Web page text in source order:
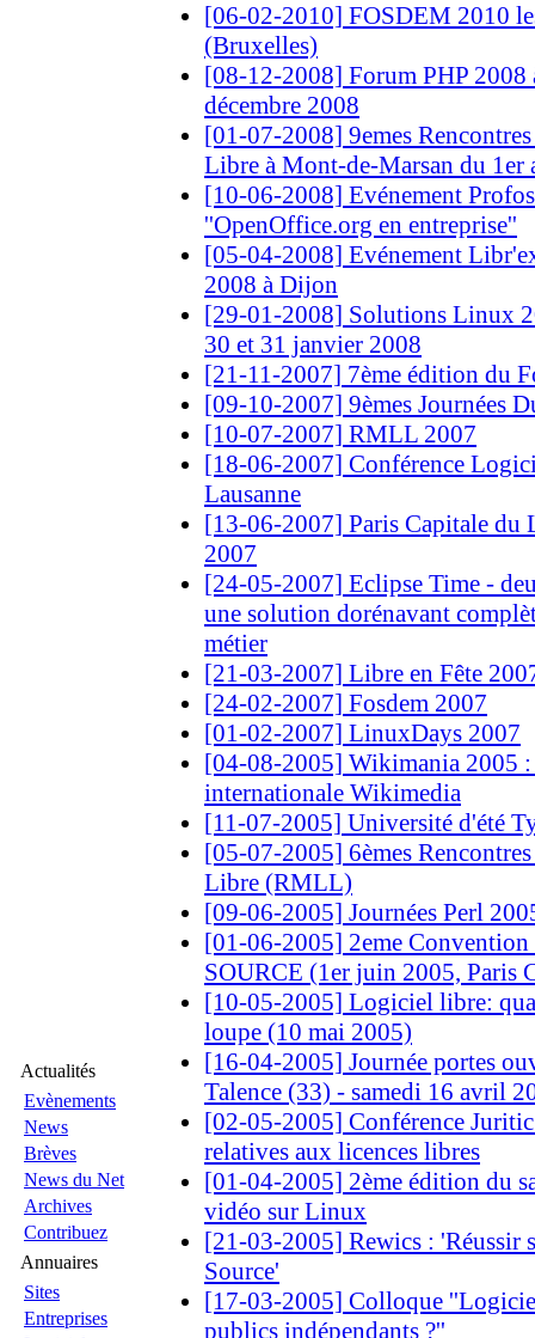
Actualités
Evènements
News
Brèves
News du Net
Archives
Contribuez
Annuaires
Sites
Entreprises
[06-02-2010] FOSDEM 2010
(Bruxelles)
[08-12-2008] Forum PHP 2008
décembre 2008
[01-07-2008] 9emes
Libre à Mont-de-Marsan du
[10-06-2008] Evénement
''OpenOffice.org en entreprise''
[05-04-2008] Evénement
2008 à Dijon
[29-01-2008] Solutions Linux
30 et 31 janvier 2008
[21-11-2007] 7ème édition du
[09-10-2007] 9èmes Journées
[10-07-2007] RMLL 2007
[18-06-2007] Conférence
Lausanne
[13-06-2007] Paris Capitale du
2007
[24-05-2007] Eclipse Time -
une solution dorénavant
métier
[21-03-2007] Libre en Fête
[24-02-2007] Fosdem 2007
[01-02-2007] LinuxDays 2007
[04-08-2005] Wikimania 2005 :
internationale Wikimedia
[11-07-2005] Université d'été
[05-07-2005] 6èmes
Libre (RMLL)
[09-06-2005] Journées Perl
[01-06-2005] 2eme Convention
SOURCE (1er juin 2005, Paris
[10-05-2005] Logiciel libre:
loupe (10 mai 2005)
[16-04-2005] Journée portes
Talence (33) - samedi 16 avril
[02-05-2005] Conférence
relatives aux licences libres
[01-04-2005] 2ème édition du
vidéo sur Linux
[21-03-2005] Rewics : 'Réussir
Source'
[17-03-2005] Colloque
publics indépendants ?''